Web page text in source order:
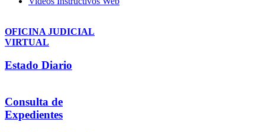
OFICINA JUDICIAL
VIRTUAL
Estado Diario
Consulta de
Expedientes